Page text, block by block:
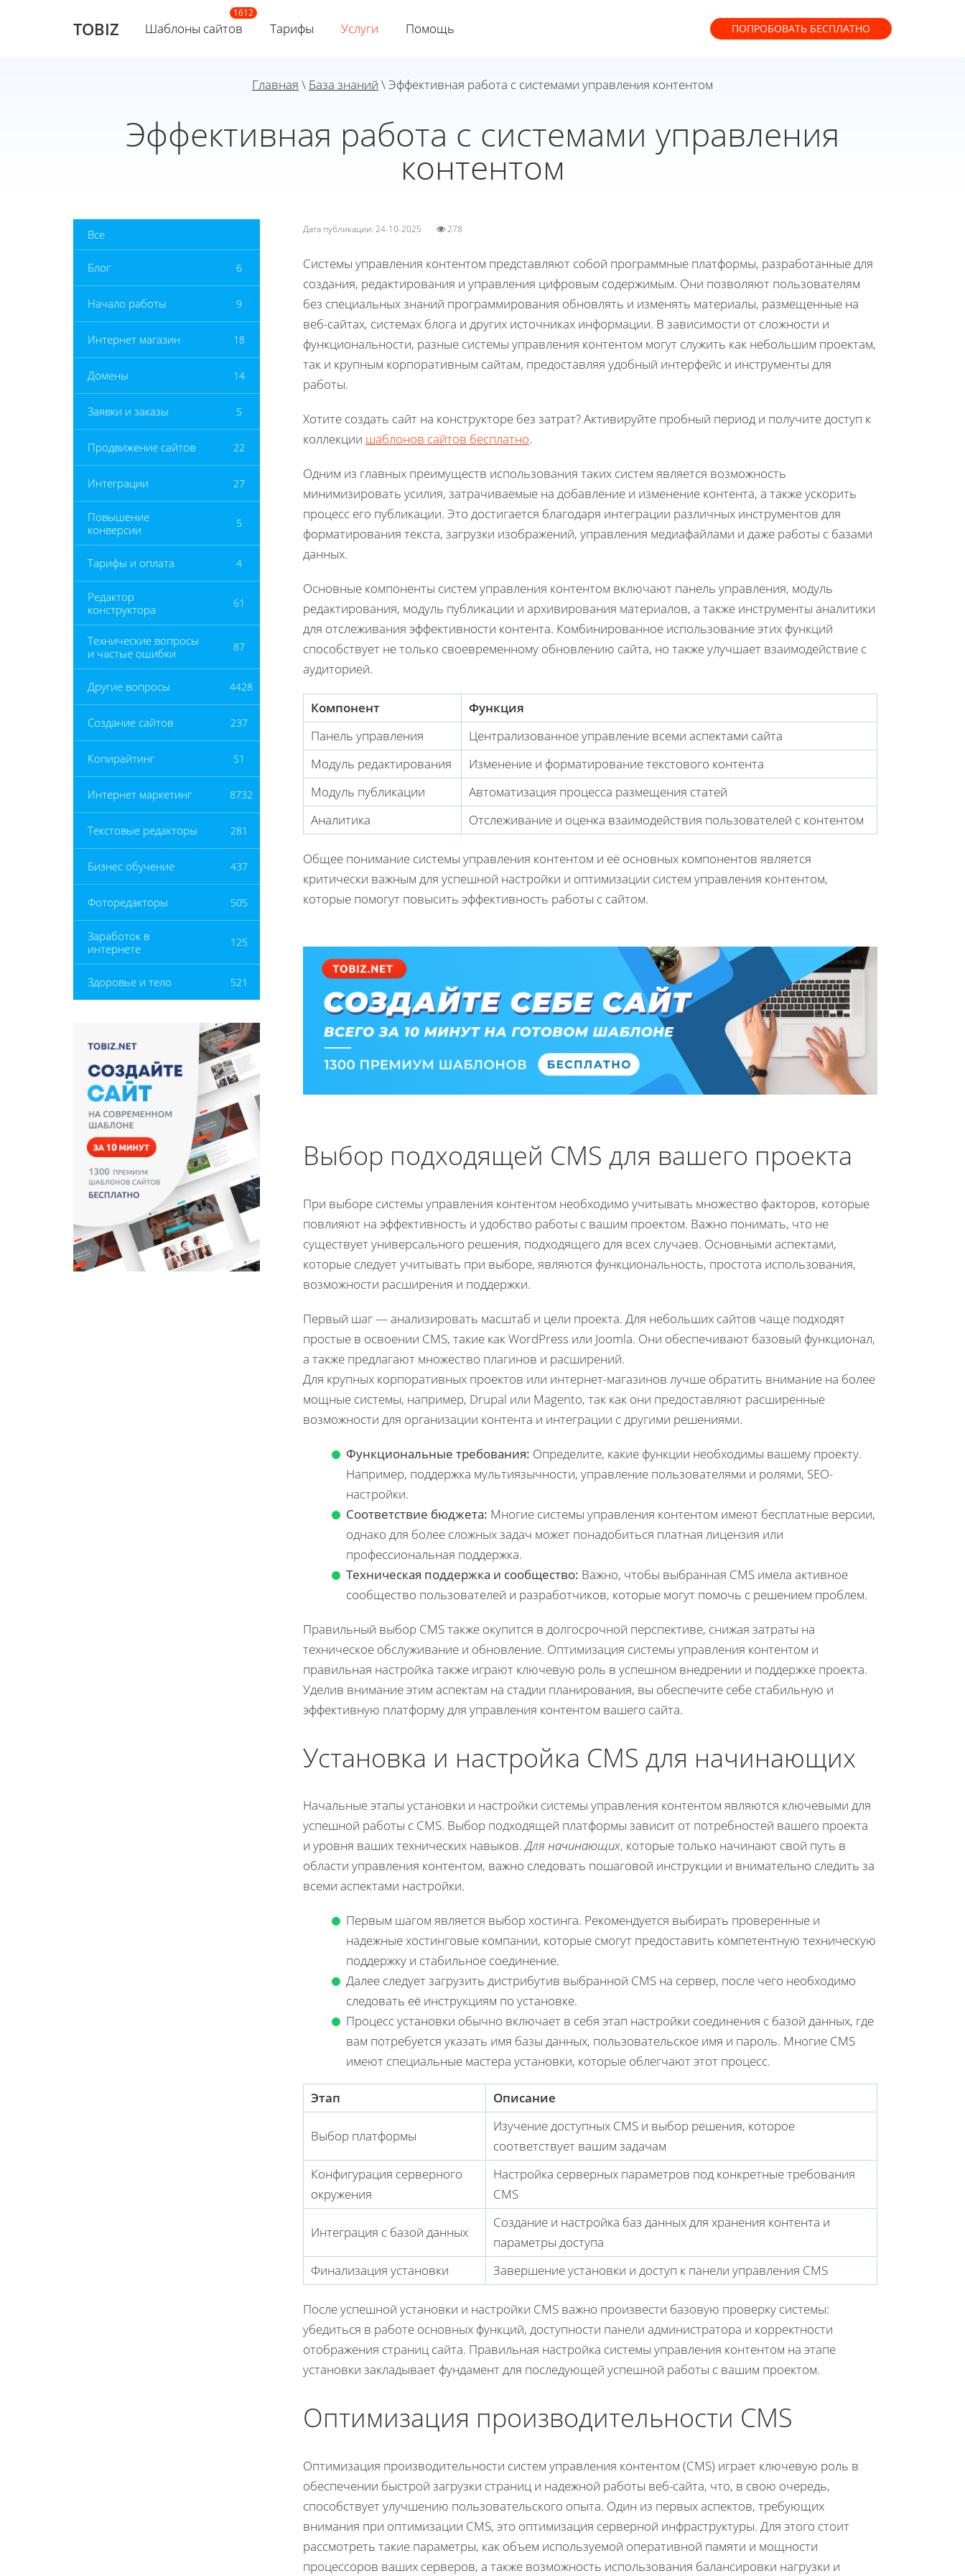
TOBIZ Шаблоны сайтов Тарифы Услуги Помощь ПОПРОБОВАТЬ БЕСПЛАТНО
Главная \ База знаний \ Эффективная работа с системами управления контентом
Эффективная работа с системами управления
контентом
Все
Блог 6
Начало работы 9
Интернет магазин 18
Домены 14
Заявки и заказы 5
Продвижение сайтов 22
Интеграции 27
Повышение
конверсии
5
Тарифы и оплата 4
Редактор
конструктора
61
Технические вопросы
и частые ошибки
87
Другие вопросы 4428
Создание сайтов 237
Копирайтинг 51
Интернет маркетинг 8732
Текстовые редакторы 281
Бизнес обучение 437
Фоторедакторы 505
Заработок в
интернете
125
Здоровье и тело 521
Дата публикации: 24-10-2025 278
Системы управления контентом представляют собой программные платформы, разработанные для
создания, редактирования и управления цифровым содержимым. Они позволяют пользователям
без специальных знаний программирования обновлять и изменять материалы, размещенные на
веб-сайтах, системах блога и других источниках информации. В зависимости от сложности и
функциональности, разные системы управления контентом могут служить как небольшим проектам,
так и крупным корпоративным сайтам, предоставляя удобный интерфейс и инструменты для
работы.
Хотите создать сайт на конструкторе без затрат? Активируйте пробный период и получите доступ к
коллекции шаблонов сайтов бесплатно.
Одним из главных преимуществ использования таких систем является возможность
минимизировать усилия, затрачиваемые на добавление и изменение контента, а также ускорить
процесс его публикации. Это достигается благодаря интеграции различных инструментов для
форматирования текста, загрузки изображений, управления медиафайлами и даже работы с базами
данных.
Основные компоненты систем управления контентом включают панель управления, модуль
редактирования, модуль публикации и архивирования материалов, а также инструменты аналитики
для отслеживания эффективности контента. Комбинированное использование этих функций
способствует не только своевременному обновлению сайта, но также улучшает взаимодействие с
аудиторией.
Компонент
Функция
Панель управления
Централизованное управление всеми аспектами сайта
Модуль редактирования
Изменение и форматирование текстового контента
Модуль публикации
Автоматизация процесса размещения статей
Аналитика
Отслеживание и оценка взаимодействия пользователей с контентом
Общее понимание системы управления контентом и её основных компонентов является
критически важным для успешной настройки и оптимизации систем управления контентом,
которые помогут повысить эффективность работы с сайтом.
Выбор подходящей CMS для вашего проекта
При выборе системы управления контентом необходимо учитывать множество факторов, которые
повлияют на эффективность и удобство работы с вашим проектом. Важно понимать, что не
существует универсального решения, подходящего для всех случаев. Основными аспектами,
которые следует учитывать при выборе, являются функциональность, простота использования,
возможности расширения и поддержки.
Первый шаг — анализировать масштаб и цели проекта. Для небольших сайтов чаще подходят
простые в освоении CMS, такие как WordPress или Joomla. Они обеспечивают базовый функционал,
а также предлагают множество плагинов и расширений.
Для крупных корпоративных проектов или интернет-магазинов лучше обратить внимание на более
мощные системы, например, Drupal или Magento, так как они предоставляют расширенные
возможности для организации контента и интеграции с другими решениями.
Функциональные требования: Определите, какие функции необходимы вашему проекту.
Например, поддержка мультиязычности, управление пользователями и ролями, SEO-
настройки.
Соответствие бюджета: Многие системы управления контентом имеют бесплатные версии,
однако для более сложных задач может понадобиться платная лицензия или
профессиональная поддержка.
Техническая поддержка и сообщество: Важно, чтобы выбранная CMS имела активное
сообщество пользователей и разработчиков, которые могут помочь с решением проблем.
Правильный выбор CMS также окупится в долгосрочной перспективе, снижая затраты на
техническое обслуживание и обновление. Оптимизация системы управления контентом и
правильная настройка также играют ключевую роль в успешном внедрении и поддержке проекта.
Уделив внимание этим аспектам на стадии планирования, вы обеспечите себе стабильную и
эффективную платформу для управления контентом вашего сайта.
Установка и настройка CMS для начинающих
Начальные этапы установки и настройки системы управления контентом являются ключевыми для
успешной работы с CMS. Выбор подходящей платформы зависит от потребностей вашего проекта
и уровня ваших технических навыков.Для начинающих, которые только начинают свой путь в
области управления контентом, важно следовать пошаговой инструкции и внимательно следить за
всеми аспектами настройки.
Первым шагом является выбор хостинга. Рекомендуется выбирать проверенные и
надежные хостинговые компании, которые смогут предоставить компетентную техническую
поддержку и стабильное соединение.
Далее следует загрузить дистрибутив выбранной CMS на сервер, после чего необходимо
следовать её инструкциям по установке.
Процесс установки обычно включает в себя этап настройки соединения с базой данных, где
вам потребуется указать имя базы данных, пользовательское имя и пароль. Многие CMS
имеют специальные мастера установки, которые облегчают этот процесс.
Этап Описание
Выбор платформы
Изучение доступных CMS и выбор решения, которое
соответствует вашим задачам
Конфигурация серверного
окружения
Настройка серверных параметров под конкретные требования
CMS
Интеграция с базой данных
Создание и настройка баз данных для хранения контента и
параметры доступа
Финализация установки
Завершение установки и доступ к панели управления CMS
После успешной установки и настройки CMS важно произвести базовую проверку системы:
убедиться в работе основных функций, доступности панели администратора и корректности
отображения страниц сайта. Правильная настройка системы управления контентом на этапе
установки закладывает фундамент для последующей успешной работы с вашим проектом.
Оптимизация производительности CMS
Оптимизация производительности систем управления контентом (CMS) играет ключевую роль в
обеспечении быстрой загрузки страниц и надежной работы веб-сайта, что, в свою очередь,
способствует улучшению пользовательского опыта. Один из первых аспектов, требующих
внимания при оптимизации CMS, это оптимизация серверной инфраструктуры. Для этого стоит
рассмотреть такие параметры, как объем используемой оперативной памяти и мощности
процессоров ваших серверов, а также возможность использования балансировки нагрузки и